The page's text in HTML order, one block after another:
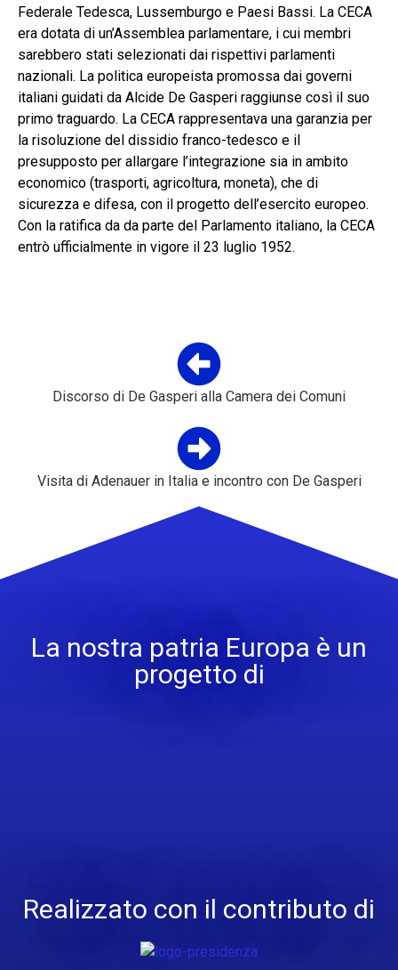
Federale Tedesca, Lussemburgo e Paesi Bassi. La CECA
era dotata di un’Assemblea parlamentare, i cui membri
sarebbero stati selezionati dai rispettivi parlamenti
nazionali. La politica europeista promossa dai governi
italiani guidati da Alcide De Gasperi raggiunse così il suo
primo traguardo. La CECA rappresentava una garanzia per
la risoluzione del dissidio franco-tedesco e il
presupposto per allargare l’integrazione sia in ambito
economico (trasporti, agricoltura, moneta), che di
sicurezza e difesa, con il progetto dell’esercito europeo.
Con la ratifica da da parte del Parlamento italiano, la CECA
entrò ufficialmente in vigore il 23 luglio 1952.
Discorso di De Gasperi alla Camera dei Comuni
Visita di Adenauer in Italia e incontro con De Gasperi
La nostra patria Europa è un
progetto di
Realizzato con il contributo di